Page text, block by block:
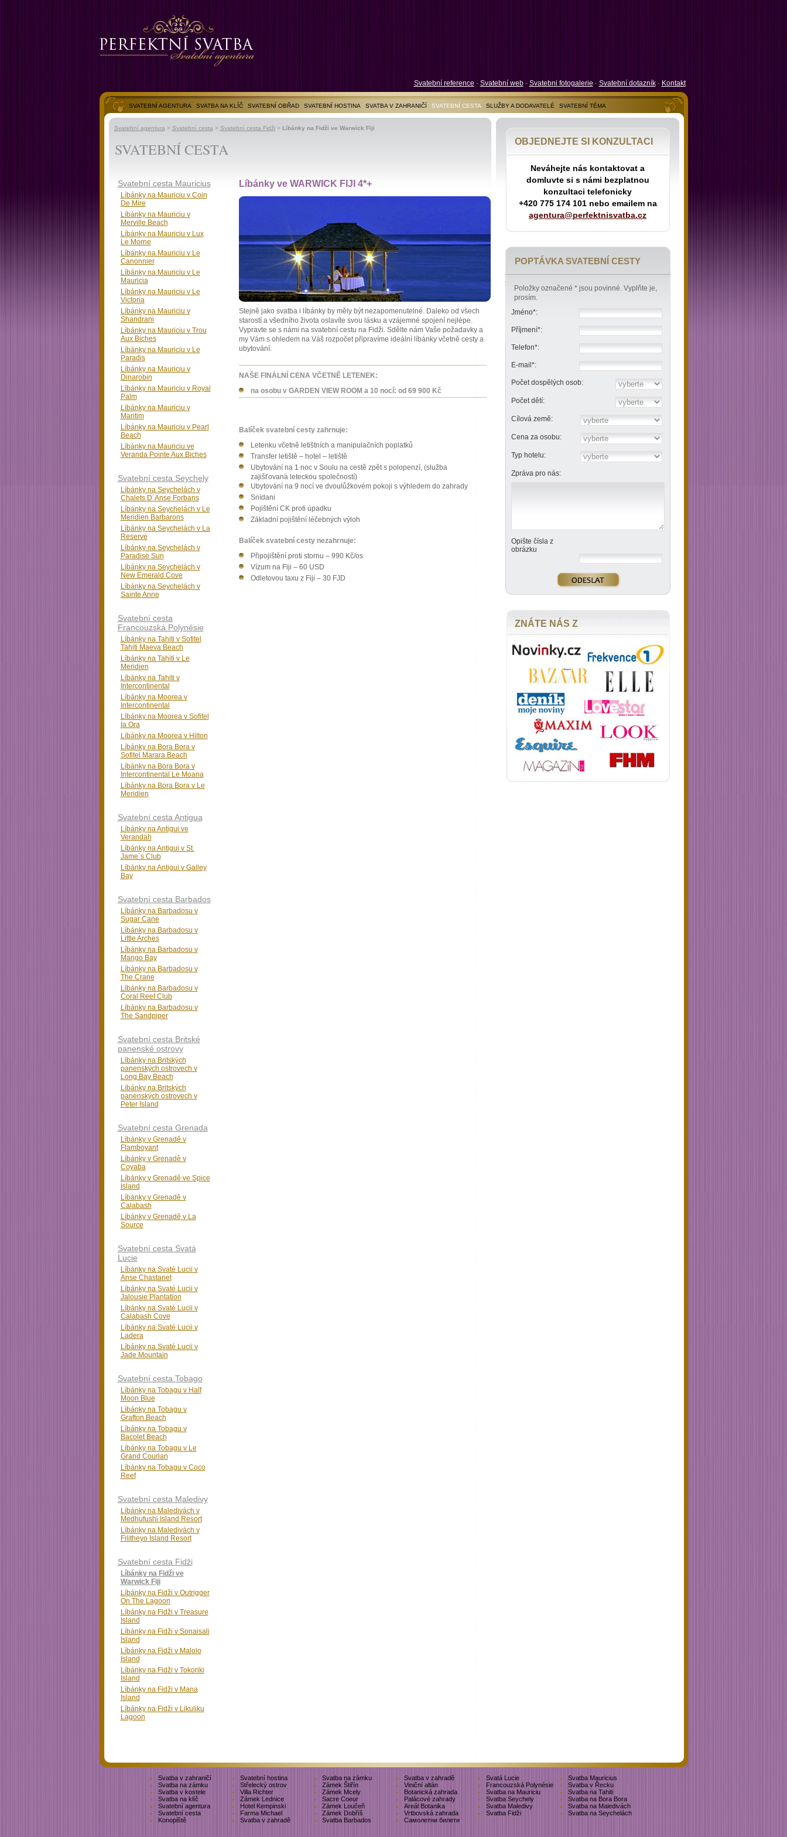
Svatební reference - Svatební web- Svatebni fotogalerie - Svatební dotazník- Kontakt
SVATEBNÍ AGENTURA SVATBA NA KLÍČ SVATEBNÍ OBŘAD SVATEBNÍ HOSTINA SVATBA V ZAHRANIČÍ SVATEBNÍ CESTA SLUŽBY A DODAVATELÉ
SVATEBNÍ TÉMA
SVATEBNÍ FOTOGALERIE
Svatební agentura > Svatební cesta > Svatební cesta Fidži> Líbánky na Fidži ve Warwick Fiji
SVATEBNÍ CESTA
Líbánky ve WARWICK FIJI 4*+
Stejně jako svatba i líbánky by měly být nezapomenutelné. Daleko od všech
starostí a všedního života oslavíte svou lásku a vzájemné spojení nejlépe.
Vypravte se s námi na svatební cestu na Fidži. Sdělte nám Vaše požadavky a
my Vám s ohledem na Váš rozpočet připravíme ideální líbánky včetně cesty a
ubytování.
NAŠE FINÁLNÍ CENA VČETNĚ LETENEK:
na osobu v GARDEN VIEW ROOM a 10 nocí: od 69 900 Kč
Balíček svatební cesty zahrnuje:
Letenku včetně letištních a manipulačních poplatků
Transfer letiště – hotel – letiště
Ubytování na 1 noc v Soulu na cestě zpět s polopenzí, (služba
zajišťovaná leteckou společností)
Ubytování na 9 nocí ve dvoulůžkovém pokoji s výhledem do zahrady
Snídani
Pojištění CK proti úpadku
Základní pojištění léčebných výloh
Balíček svatební cesty nezahrnuje:
Připojištění proti stornu – 990 Kč/os
Vízum na Fiji – 60 USD
Odletovou taxu z Fiji – 30 FJD
Svatební cesta Mauricius
Líbánky na Mauriciu v Coin
De Mire
Líbánky na Mauriciu v
Merville Beach
Líbánky na Mauriciu v Lux
Le Morne
Líbánky na Mauriciu v Le
Canonnier
Líbánky na Mauriciu v Le
Mauricia
Líbánky na Mauriciu v Le
Victoria
Líbánky na Mauriciu v
Shandrani
Líbánky na Mauriciu v Trou
Aux Biches
Líbánky na Mauriciu v Le
Paradis
Líbánky na Mauriciu v
Dinarobin
Líbánky na Mauriciu v Royal
Palm
Líbánky na Mauriciu v
Maritim
Líbánky na Mauriciu v Pearl
Beach
Líbánky na Mauriciu ve
Veranda Pointe Aux Biches
Svatební cesta Seychely
Líbánky na Seychelách v
Chalets D´Anse Forbans
Líbánky na Seychelách v Le
Meridien Barbarons
Líbánky na Seychelách v La
Reserve
Líbánky na Seychelách v
Paradise Sun
Líbánky na Seychelách v
New Emerald Cove
Líbánky na Seychelách v
Sainte Anne
Svatební cesta
Francouzská Polynésie
Líbánky na Tahiti v Sofitel
Tahiti Maeva Beach
Líbánky na Tahiti v Le
Meridien
Líbánky na Tahiti v
Intercontinental
Líbánky na Moorea v
Intercontinental
Líbánky na Moorea v Sofitel
Ia Ora
Líbánky na Moorea v Hilton
Líbánky na Bora Bora v
Sofitel Marara Beach
Líbánky na Bora Bora v
Intercontinental Le Moana
Líbánky na Bora Bora v Le
Meridien
Svatební cesta Antigua
Líbánky na Antigui ve
Verandah
Líbánky na Antigui v St.
Jame´s Club
Líbánky na Antigui v Galley
Bay
Svatební cesta Barbados
Líbánky na Barbadosu v
Sugar Cane
Líbánky na Barbadosu v
Little Arches
Líbánky na Barbadosu v
Mango Bay
Líbánky na Barbadosu v
The Crane
Líbánky na Barbadosu v
Coral Reef Club
Líbánky na Barbadosu v
The Sandpiper
Svatební cesta Britské
panenské ostrovy
Líbánky na Britských
panenských ostrovech v
Long Bay Beach
Líbánky na Britských
panenských ostrovech v
Peter Island
Svatební cesta Grenada
Líbánky v Grenadě v
Flamboyant
Líbánky v Grenadě v
Coyaba
Líbánky v Grenadě ve Spice
Island
Líbánky v Grenadě v
Calabash
Líbánky v Grenadě v La
Source
Svatební cesta Svatá
Lucie
Líbánky na Svaté Lucii v
Anse Chastanet
Líbánky na Svaté Lucii v
Jalousie Plantation
Líbánky na Svaté Lucii v
Calabash Cove
Líbánky na Svaté Lucii v
Ladera
Líbánky na Svaté Lucii v
Jade Mountain
Svatební cesta Tobago
Líbánky na Tobagu v Half
Moon Blue
Líbánky na Tobagu v
Grafton Beach
Líbánky na Tobagu v
Bacolet Beach
Líbánky na Tobagu v Le
Grand Courlan
Líbánky na Tobagu v Coco
Reef
Svatební cesta Maledivy
Líbánky na Maledivách v
Medhufushi Island Resort
Líbánky na Maledivách v
Filitheyo Island Resort
Svatební cesta Fidži
Líbánky na Fidži ve
Warwick Fiji
Líbánky na Fidži v Outrigger
On The Lagoon
Líbánky na Fidži v Treasure
Island
Líbánky na Fidži v Sonaisali
Island
Líbánky na Fidži v Malolo
Island
Líbánky na Fidži v Tokoriki
Island
Líbánky na Fidži v Mana
Island
Líbánky na Fidži v Likuliku
Lagoon
OBJEDNEJTE SI KONZULTACI
Neváhejte nás kontaktovat a
domluvte si s námi bezplatnou
konzultaci telefonicky
+420 775 174 101 nebo emailem na
agentura@perfektnisvatba.cz
POPTÁVKA SVATEBNÍ CESTY
Položky označené * jsou povinné. Vyplňte je,
prosím.
Jméno*:
Příjmení*:
Telefon*:
E-mail*:
Počet dospělých osob:
Počet dětí:
Cílová země:
Cena za osobu:
Typ hotelu:
Zpráva pro nás:
Opište čísla z
obrázku
ZNÁTE NÁS Z
Svatba v zahraničí Svatební hostina Svatba na zámku Svatba v zahradě Svatá Lucie
Svatba Mauricius
Svatba na zámku
Střelecký ostrov Zámek Štiřín Viniční altán Francouzská Polynésie
Svatba v Řecku
Svatba v kostele
Villa Richter Zámek Mcely Botanická zahrada Svatba na Mauriciu
Svatba na Tahiti
Svatba na klíč
Zámek Lednice Sacre Coeur Palácové zahrady Svatba Seychely
Svatba na Bora Bora
Svatební agentura
Hotel Kempinski Zámek Loučeň Areál Botanika Svatba Maledivy
Svatba na Maledivách
Svatební cesta
Farma Michael Zámek Dobříš Vrtbovská zahrada Svatba Fidži
Svatba na Seychelách
Konopiště
Svatba v zahradě Svatba Barbados Самолетни билети